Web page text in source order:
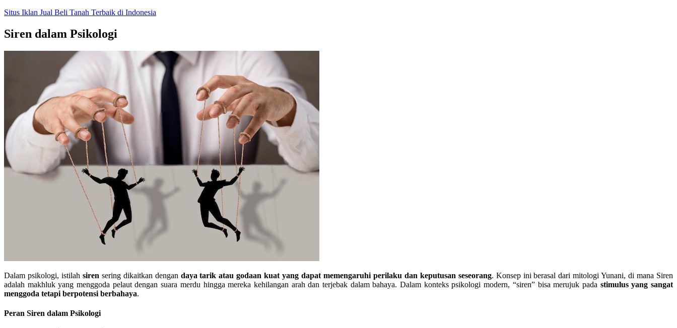
Skip
content
Situs Iklan Jual Beli Tanah Terbaik di Indonesia
Siren dalam Psikologi
Dalam psikologi, istilah siren sering dikaitkan dengan daya tarik atau godaan kuat yang dapat memengaruhi perilaku dan keputusan seseorang. Konsep ini berasal dari mitologi Yunani, di mana Siren
adalah makhluk yang menggoda pelaut dengan suara merdu hingga mereka kehilangan arah dan terjebak dalam bahaya. Dalam konteks psikologi modern, “siren” bisa merujuk pada stimulus yang sangat
menggoda tetapi berpotensi berbahaya.
Peran Siren dalam Psikologi